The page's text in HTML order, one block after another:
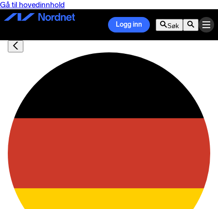
Gå til hovedinnhold
Logg inn Søk